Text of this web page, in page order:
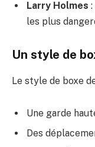
Larry Holmes
les plus
Un style de
Le style de boxe
Une garde
Des